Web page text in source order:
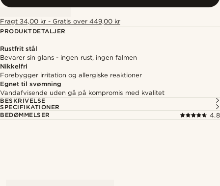
Fragt 34,00 kr - Gratis over 449,00 kr
PRODUKTDETALJER
Rustfrit stål
Bevarer sin glans - ingen rust, ingen falmen
Nikkelfri
Forebygger irritation og allergiske reaktioner
Egnet til svømning
Vandafvisende uden gå på kompromis med kvalitet
BESKRIVELSE
SPECIFIKATIONER
BEDØMMELSER
4.8